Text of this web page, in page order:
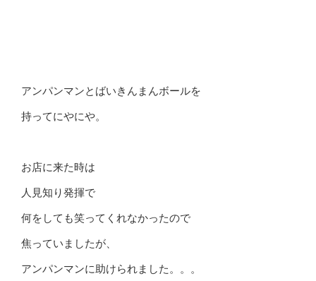
アンパンマンとばいきんまんボールを
持ってにやにや。
お店に来た時は
人見知り発揮で
何をしても笑ってくれなかったので
焦っていましたが、
アンパンマンに助けられました。。。